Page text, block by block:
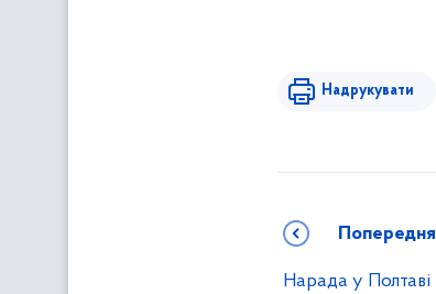
Надрукувати
Попередня
Нарада у Полтаві